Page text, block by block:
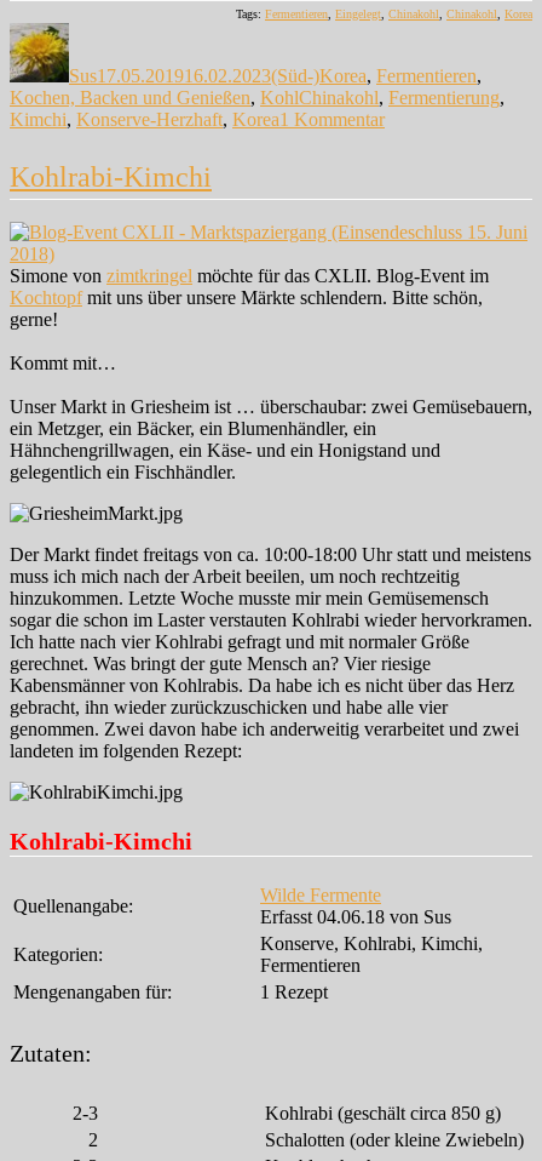
Tags: Fermentieren, Eingelegt, Chinakohl, Chinakohl, Korea
Autor
Sus17.05.201916.02.2023(Süd-)Korea, Fermentieren,
Kochen, Backen und Genießen, KohlSchlagwörter
Chinakohl, Fermentierung,
Kimchi, Konserve-Herzhaft, Korea1 Kommentarzu
김
–
Klassisches
Kohlrabi-Kimchi
Simone von zimtkringel möchte für das CXLII. Blog-Event im
Kochtopfmit uns über unsere Märkte schlendern. Bitte schön,
gerne!
Kommt mit…
Unser Markt in Griesheim ist … überschaubar: zwei Gemüsebauern,
ein Metzger, ein Bäcker, ein Blumenhändler, ein
Hähnchengrillwagen, ein Käse- und ein Honigstand und
gelegentlich ein Fischhändler.
Der Markt findet freitags von ca. 10:00-18:00 Uhr statt und meistens
muss ich mich nach der Arbeit beeilen, um noch rechtzeitig
hinzukommen. Letzte Woche musste mir mein Gemüsemensch
sogar die schon im Laster verstauten Kohlrabi wieder hervorkramen.
Ich hatte nach vier Kohlrabi gefragt und mit normaler Größe
gerechnet. Was bringt der gute Mensch an? Vier riesige
Kabensmänner von Kohlrabis. Da habe ich es nicht über das Herz
gebracht, ihn wieder zurückzuschicken und habe alle vier
genommen. Zwei davon habe ich anderweitig verarbeitet und zwei
landeten im folgenden Rezept:
Kohlrabi-Kimchi
Quellenangabe:
Wilde Fermente
Erfasst 04.06.18 von Sus
Kategorien:
Konserve, Kohlrabi, Kimchi,
Fermentieren
Mengenangaben für:
1 Rezept
Zutaten:
2-3
Kohlrabi (geschält circa 850 g)
2
Schalotten (oder kleine Zwiebeln)